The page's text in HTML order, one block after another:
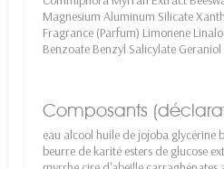
Magnesium Aluminum Silicate
Fragrance (Parfum) Limonene
Benzoate Benzyl Salicylate
Composants
eau alcool huile de jojoba glycérine
beurre de karité esters de glucose